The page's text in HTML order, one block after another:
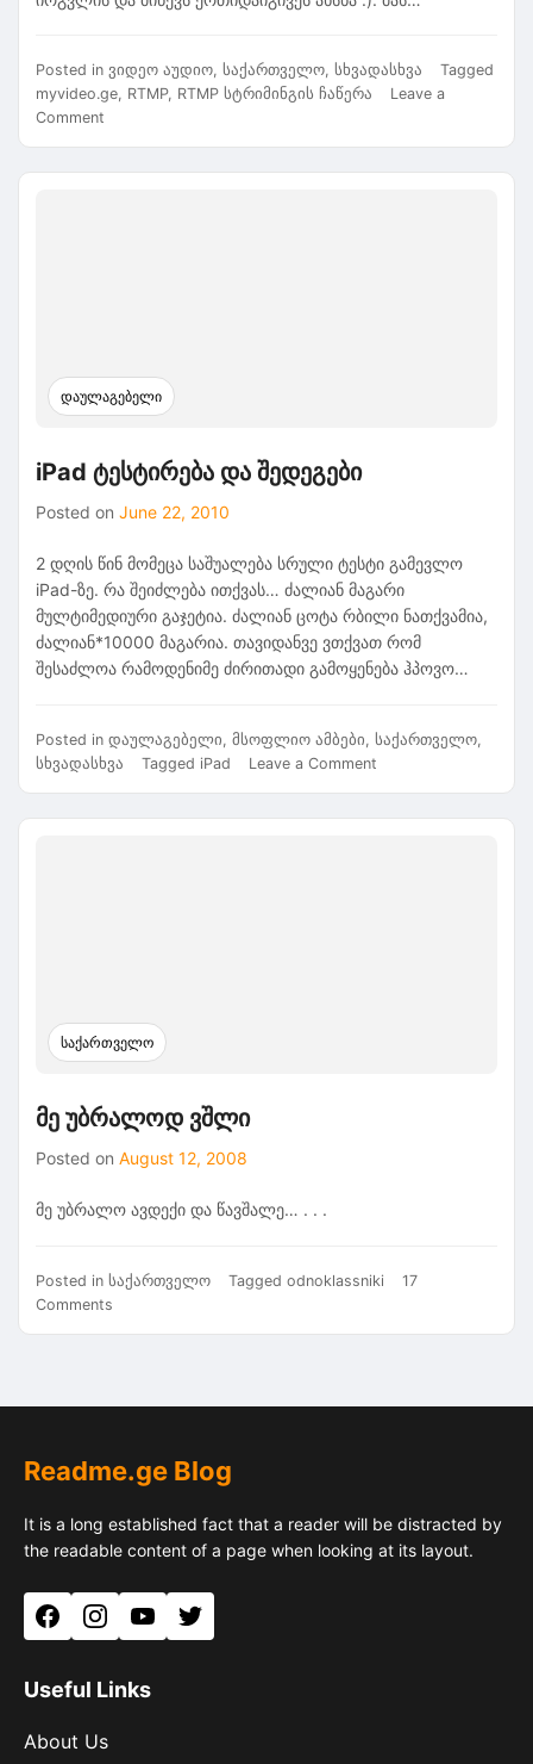
Posted in ვიდეო აუდიო, საქართველო, სხვადასხვა
Tagged
myvideo.ge, RTMP, RTMP სტრიმინგის ჩაწერა
Leave a
Comment
დაულაგებელი
iPad ტესტირება და შედეგები
Posted on June 22, 2010
2 დღის წინ მომეცა საშუალება სრული ტესტი გამევლო
iPad-ზე. რა შეიძლება ითქვას… ძალიან მაგარი
მულტიმედიური გაჯეტია. ძალიან ცოტა რბილი ნათქვამია,
ძალიან*10000 მაგარია. თავიდანვე ვთქვათ რომ
შესაძლოა რამოდენიმე ძირითადი გამოყენება ჰპოვო…
Posted in დაულაგებელი, მსოფლიო ამბები, საქართველო,
სხვადასხვა
Tagged iPad Leave a Comment
საქართველო
მე უბრალოდ ვშლი
Posted on August 12, 2008
მე უბრალო ავდექი და წავშალე… . . .
Posted in საქართველო Tagged odnoklassniki
17
Comments
Readme.ge Blog
It is a long established fact that a reader will be distracted by
the readable content of a page when looking at its layout.
FacebookInstagramYouTubeTwitter
Useful Links
About Us